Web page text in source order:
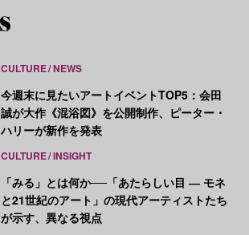
CULTURE NEWS
今週末に見たいアートイベントTOP5：会田
誠が大作《混浴図》を公開制作、ピーター・
ハリーが新作を発表
CULTURE INSIGHT
「みる」とは何か──「あたらしい目 ― モネ
と21世紀のアート」の現代アーティストたち
が示す、異なる視点